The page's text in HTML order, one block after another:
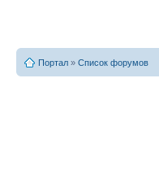
Портал » Список форумов